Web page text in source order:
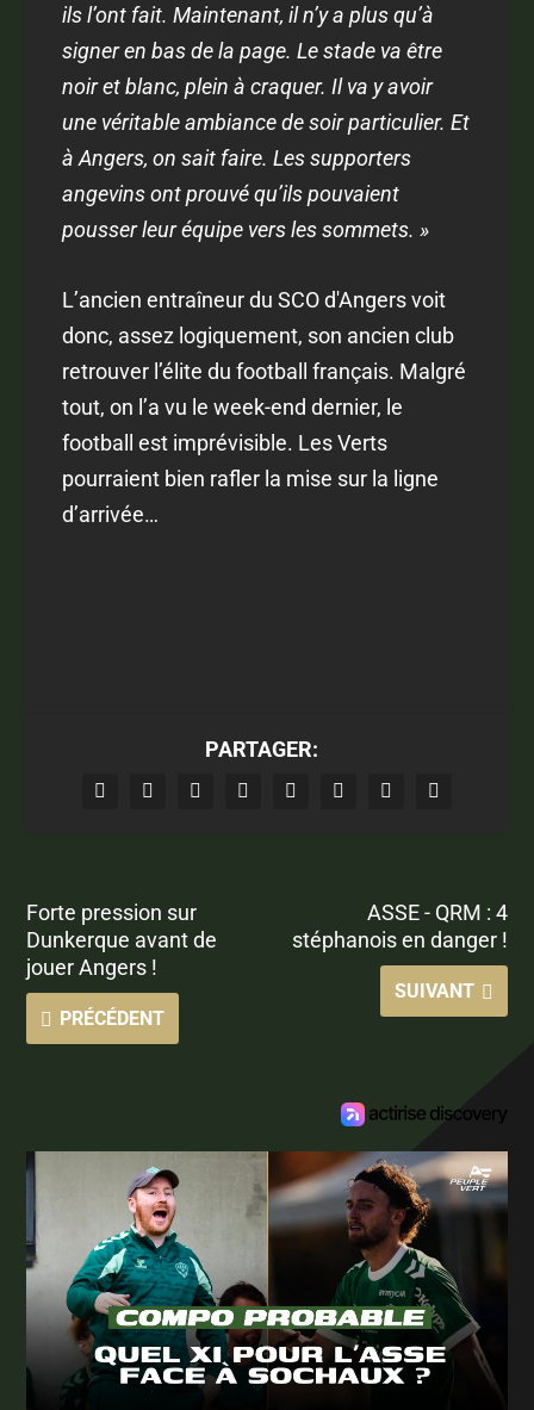
ils l’ont fait. Maintenant, il n’y a plus qu’à
signer en bas de la page. Le stade va être
noir et blanc, plein à craquer. Il va y avoir
une véritable ambiance de soir particulier. Et
à Angers, on sait faire. Les supporters
angevins ont prouvé qu’ils pouvaient
pousser leur équipe vers les sommets. »
L’ancien entraîneur du SCO d'Angers voit
donc, assez logiquement, son ancien club
retrouver l’élite du football français. Malgré
tout, on l’a vu le week-end dernier, le
football est imprévisible. Les Verts
pourraient bien rafler la mise sur la ligne
d’arrivée…
PARTAGER:
Forte pression sur
Dunkerque avant de
jouer Angers !
PRÉCÉDENT
ASSE - QRM : 4
stéphanois en danger !
SUIVANT